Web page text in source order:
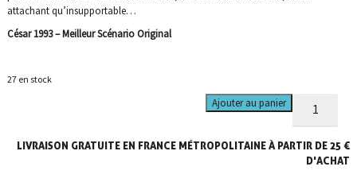
attachant qu’insupportable…
César 1993 – Meilleur Scénario Original
27 en stock
de
Crise
(La)
Ajouter au panier
LIVRAISON GRATUITE EN FRANCE MÉTROPOLITAINE À PARTIR DE 25 €
D'ACHAT